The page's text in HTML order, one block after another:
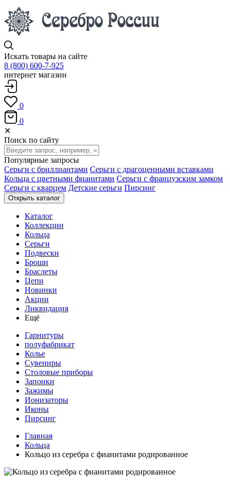
Искать товары на сайте
8 (800) 600-7-925
интернет магазин
0
0
✕
Поиск по сайту
Популярные запросы
Серьги с бриллиантами Серьги с драгоценными вставками
Кольца с цветными фианитами Серьги с французским замком
Серьги с кварцем Детские серьги Пирсинг
Открыть каталог
Каталог
Коллекции
Кольца
Серьги
Подвески
Броши
Браслеты
Цепи
Новинки
Акции
Ликвидация
Ещё
Гарнитуры
полуфабрикат
Колье
Сувениры
Столовые приборы
Запонки
Зажимы
Ионизаторы
Иконы
Пирсинг
Главная
Кольца
Кольцо из серебра с фианитами родированное